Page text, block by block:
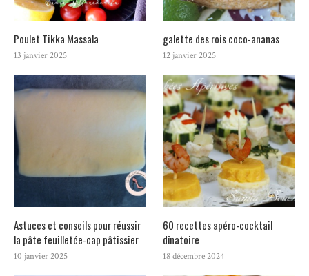
Poulet Tikka Massala
13 janvier 2025
galette des rois coco-ananas
12 janvier 2025
Astuces et conseils pour réussir
la pâte feuilletée-cap pâtissier
10 janvier 2025
60 recettes apéro-cocktail
dînatoire
18 décembre 2024